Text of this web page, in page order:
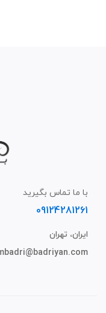
با ما تماس بگیرید
09124281261
ایران، تهران